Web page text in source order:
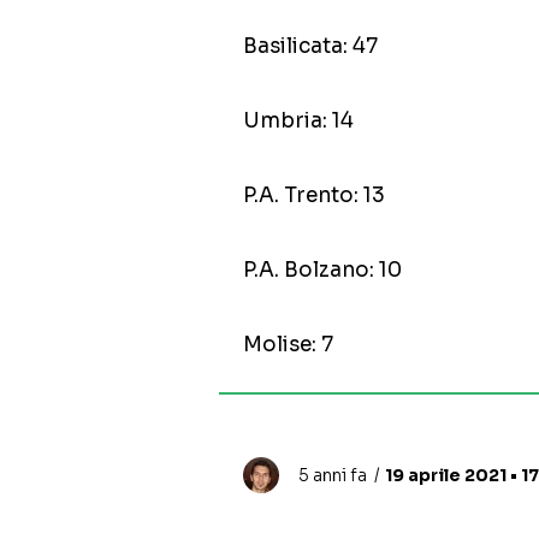
Basilicata: 47
Umbria: 14
P.A. Trento: 13
P.A. Bolzano: 10
Molise: 7
5 anni fa 19 aprile 2021 •